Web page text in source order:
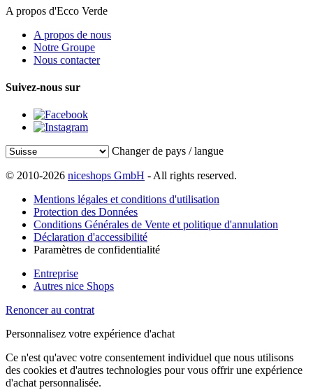
A propos d'Ecco Verde
A propos de nous
Notre Groupe
Nous contacter
Suivez-nous sur
Changer de pays / langue
© 2010-2026 niceshops GmbH - All rights reserved.
Mentions légales et conditions d'utilisation
Protection des Données
Conditions Générales de Vente et politique d'annulation
Déclaration d'accessibilité
Paramètres de confidentialité
Entreprise
Autres nice Shops
Renoncer au contrat
Personnalisez votre expérience d'achat
Ce n'est qu'avec votre consentement individuel que nous utilisons
des cookies et d'autres technologies pour vous offrir une expérience
d'achat personnalisée.